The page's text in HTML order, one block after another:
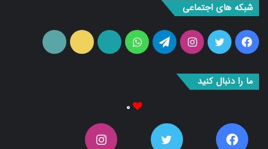
شبکه های اجتماعی
فیس
توییتر اینستاگرامتلگرام واتس
آپارات ایتا
ما را دنبال کنید
۰